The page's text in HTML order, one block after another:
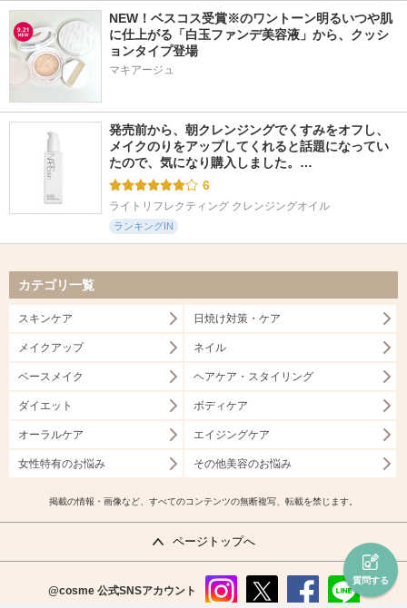
質問する
NEW！ベスコス受賞※のワントーン明るいつや肌
に仕上がる「白玉ファンデ美容液」から、クッシ
ョンタイプ登場
マキアージュ
発売前から、朝クレンジングでくすみをオフし、
メイクのりをアップしてくれると話題になってい
たので、気になり購入しました。…
6
ライトリフレクティング クレンジングオイル
ランキングIN
カテゴリ一覧
スキンケア 日焼け対策・ケア
メイクアップ ネイル
ベースメイク ヘアケア・スタイリング
ダイエット ボディケア
オーラルケア エイジングケア
女性特有のお悩み その他美容のお悩み
掲載の情報・画像など、すべてのコンテンツの無断複写、転載を禁じます。
ページトップへ
@cosme 公式SNSアカウント